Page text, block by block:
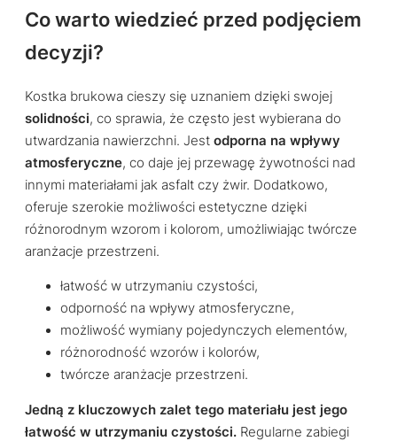
Co warto wiedzieć przed podjęciem
decyzji?
Kostka brukowa cieszy się uznaniem dzięki swojej
solidności, co sprawia, że często jest wybierana do
utwardzania nawierzchni. Jest odporna na wpływy
atmosferyczne, co daje jej przewagę żywotności nad
innymi materiałami jak asfalt czy żwir. Dodatkowo,
oferuje szerokie możliwości estetyczne dzięki
różnorodnym wzorom i kolorom, umożliwiając twórcze
aranżacje przestrzeni.
łatwość w utrzymaniu czystości,
odporność na wpływy atmosferyczne,
możliwość wymiany pojedynczych elementów,
różnorodność wzorów i kolorów,
twórcze aranżacje przestrzeni.
Jedną z kluczowych zalet tego materiału jest jego
łatwość w utrzymaniu czystości. Regularne zabiegi